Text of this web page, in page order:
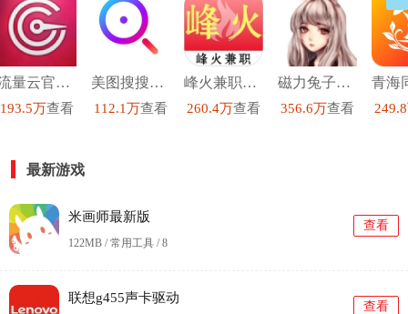
流量云官方正版
193.5万查看
美图搜搜手机免费版
112.1万查看
峰火兼职手机正版
260.4万查看
磁力兔子搜索引擎手机免费版
356.6万查看
最新游戏
米画师最新版
122MB / 常用工具 /8
查看
联想g455声卡驱动
查看